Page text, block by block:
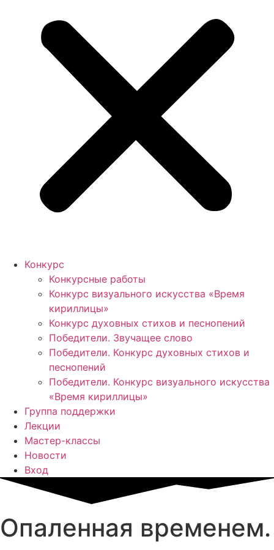
Конкурс
Конкурсные работы
Конкурс визуального искусства «Время
кириллицы»
Конкурс духовных стихов и песнопений
Победители. Звучащее слово
Победители. Конкурс духовных стихов и
песнопений
Победители. Конкурс визуального искусства
«Время кириллицы»
Группа поддержки
Лекции
Мастер-классы
Новости
Вход
Опаленная временем.